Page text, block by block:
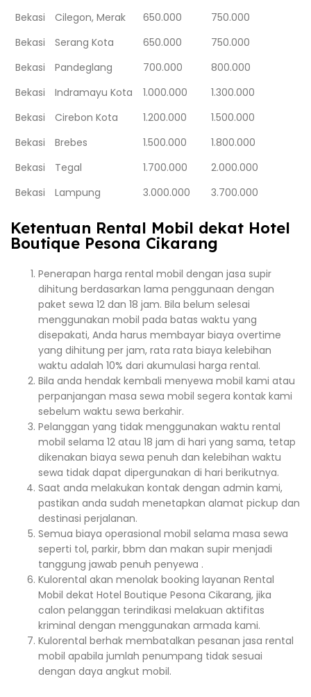
Bekasi
Cilegon, Merak 650.000
750.000
Bekasi
Serang Kota 650.000
750.000
Bekasi
Pandeglang 700.000
800.000
Bekasi
Indramayu Kota 1.000.000
1.300.000
Bekasi
Cirebon Kota 1.200.000
1.500.000
Bekasi
Brebes 1.500.000
1.800.000
Bekasi
Tegal 1.700.000
2.000.000
Bekasi
Lampung 3.000.000 3.700.000
Ketentuan Rental Mobil dekat Hotel
Boutique Pesona Cikarang
Penerapan harga rental mobil dengan jasa supir
dihitung berdasarkan lama penggunaan dengan
paket sewa 12 dan 18 jam. Bila belum selesai
menggunakan mobil pada batas waktu yang
disepakati, Anda harus membayar biaya overtime
yang dihitung per jam, rata rata biaya kelebihan
waktu adalah 10% dari akumulasi harga rental.
Bila anda hendak kembali menyewa mobil kami atau
perpanjangan masa sewa mobil segera kontak kami
sebelum waktu sewa berkahir.
Pelanggan yang tidak menggunakan waktu rental
mobil selama 12 atau 18 jam di hari yang sama, tetap
dikenakan biaya sewa penuh dan kelebihan waktu
sewa tidak dapat dipergunakan di hari berikutnya.
Saat anda melakukan kontak dengan admin kami,
pastikan anda sudah menetapkan alamat pickup dan
destinasi perjalanan.
Semua biaya operasional mobil selama masa sewa
seperti tol, parkir, bbm dan makan supir menjadi
tanggung jawab penuh penyewa .
Kulorental akan menolak booking layanan Rental
Mobil dekat Hotel Boutique Pesona Cikarang, jika
calon pelanggan terindikasi melakuan aktifitas
kriminal dengan menggunakan armada kami.
Kulorental berhak membatalkan pesanan jasa rental
mobil apabila jumlah penumpang tidak sesuai
dengan daya angkut mobil.